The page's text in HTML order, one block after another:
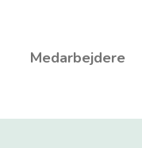
Medarbejdere